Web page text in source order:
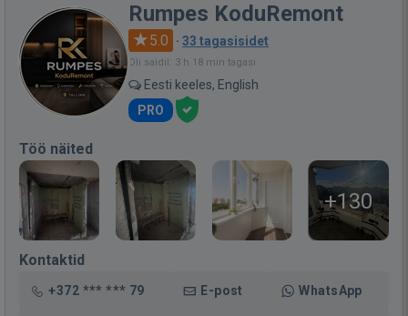
Rumpes KoduRemont
5.0 · 33 tagasisidet
Oli saidil: 3 h 18 min tagasi
Eesti keeles, English
PRO
Töö näited
+130
Kontaktid
+372 *** *** 79 E-post WhatsApp